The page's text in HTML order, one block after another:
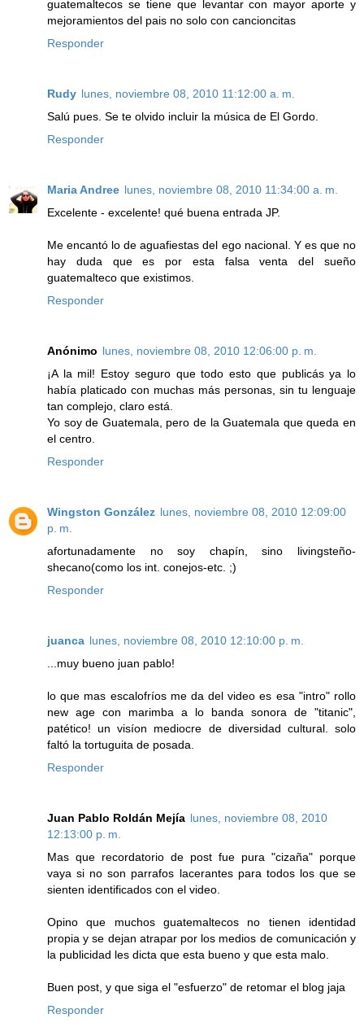
guatemaltecos se tiene que levantar con mayor aporte y
mejoramientos del pais no solo con cancioncitas
Responder
Rudy lunes, noviembre 08, 2010 11:12:00 a. m.
Salú pues. Se te olvido incluir la música de El Gordo.
Responder
Maria Andree lunes, noviembre 08, 2010 11:34:00 a. m.
Excelente - excelente! qué buena entrada JP.
Me encantó lo de aguafiestas del ego nacional. Y es que no
hay duda que es por esta falsa venta del sueño
guatemalteco que existimos.
Responder
Anónimo lunes, noviembre 08, 2010 12:06:00 p. m.
¡A la mil! Estoy seguro que todo esto que publicás ya lo
había platicado con muchas más personas, sin tu lenguaje
tan complejo, claro está.
Yo soy de Guatemala, pero de la Guatemala que queda en
el centro.
Responder
Wingston González lunes, noviembre 08, 2010 12:09:00
p. m.
afortunadamente no soy chapín, sino livingsteño-
shecano(como los int. conejos-etc. ;)
Responder
juanca lunes, noviembre 08, 2010 12:10:00 p. m.
...muy bueno juan pablo!
lo que mas escalofríos me da del video es esa "intro" rollo
new age con marimba a lo banda sonora de "titanic",
patético! un visíon mediocre de diversidad cultural. solo
faltó la tortuguita de posada.
Responder
Juan Pablo Roldán Mejía lunes, noviembre 08, 2010
12:13:00 p. m.
Mas que recordatorio de post fue pura "cizaña" porque
vaya si no son parrafos lacerantes para todos los que se
sienten identificados con el video.
Opino que muchos guatemaltecos no tienen identidad
propia y se dejan atrapar por los medios de comunicación y
la publicidad les dicta que esta bueno y que esta malo.
Buen post, y que siga el "esfuerzo" de retomar el blog jaja
Responder